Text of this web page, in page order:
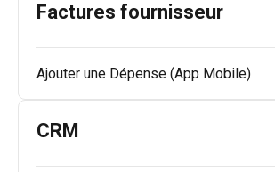
Factures fournisseur
Ajouter une Dépense (App Mobile)
CRM